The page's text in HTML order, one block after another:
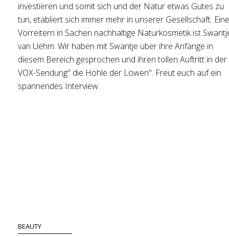
investieren und somit sich und der Natur etwas Gutes zu
tun, etabliert sich immer mehr in unserer Gesellschaft. Eine
Vorreitern in Sachen nachhaltige Naturkosmetik ist
van Uehm. Wir haben mit Swantje über ihre Anfänge in
diesem Bereich gesprochen und ihren tollen Auftritt in der
VOX-Sendung" die Höhle der Löwen". Freut euch auf ein
spannendes Interview.
BEAUTY